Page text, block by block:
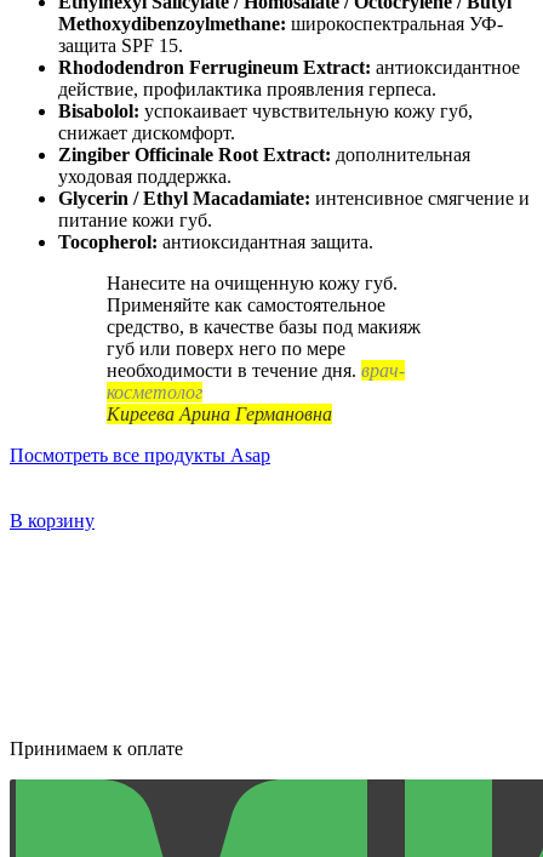
Methoxydibenzoylmethane: широкоспектральная УФ-
защита SPF 15.
Rhododendron Ferrugineum Extract: антиоксидантное
действие, профилактика проявления герпеса.
Bisabolol: успокаивает чувствительную кожу губ,
снижает дискомфорт.
Zingiber Officinale Root Extract: дополнительная
уходовая поддержка.
Glycerin / Ethyl Macadamiate: интенсивное смягчение и
питание кожи губ.
Tocopherol: антиоксидантная защита.
Нанесите на очищенную кожу губ.
Применяйте как самостоятельное
средство, в качестве базы под макияж
губ или поверх него по мере
необходимости в течение дня. врач-
косметолог
Киреева Арина Германовна
Посмотреть все продукты Asap
В корзину
Принимаем к оплате